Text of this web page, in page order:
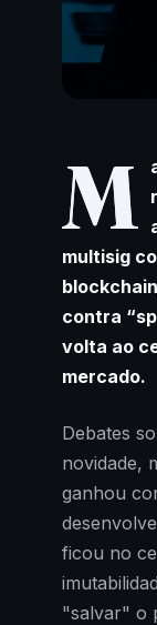
M
multisig
contra
volta ao
mercado.
Debates
novidade,
ganhou
ficou no
"salvar" o